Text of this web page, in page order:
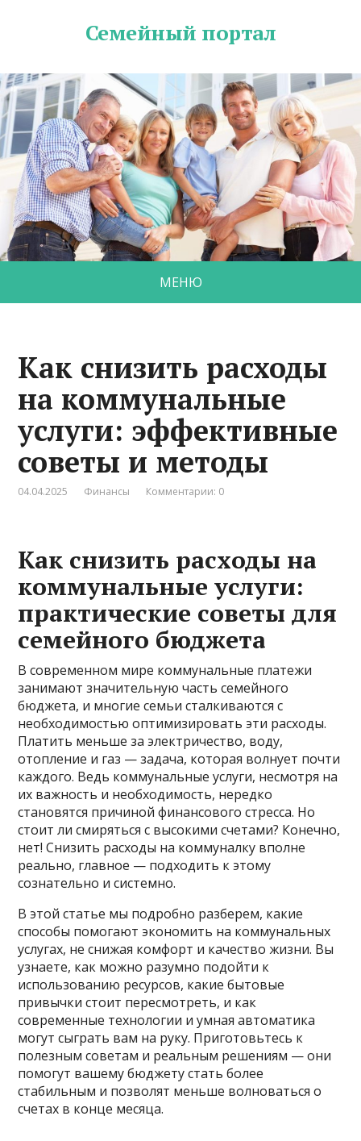
Семейный портал
МЕНЮ
Как снизить расходы
на коммунальные
услуги: эффективные
советы и методы
04.04.2025 Финансы Комментарии: 0
Как снизить расходы на
коммунальные услуги:
практические советы для
семейного бюджета
В современном мире коммунальные платежи
занимают значительную часть семейного
бюджета, и многие семьи сталкиваются с
необходимостью оптимизировать эти расходы.
Платить меньше за электричество, воду,
отопление и газ — задача, которая волнует почти
каждого. Ведь коммунальные услуги, несмотря на
их важность и необходимость, нередко
становятся причиной финансового стресса. Но
стоит ли смиряться с высокими счетами? Конечно,
нет! Снизить расходы на коммуналку вполне
реально, главное — подходить к этому
сознательно и системно.
В этой статье мы подробно разберем, какие
способы помогают экономить на коммунальных
услугах, не снижая комфорт и качество жизни. Вы
узнаете, как можно разумно подойти к
использованию ресурсов, какие бытовые
привычки стоит пересмотреть, и как
современные технологии и умная автоматика
могут сыграть вам на руку. Приготовьтесь к
полезным советам и реальным решениям — они
помогут вашему бюджету стать более
стабильным и позволят меньше волноваться о
счетах в конце месяца.